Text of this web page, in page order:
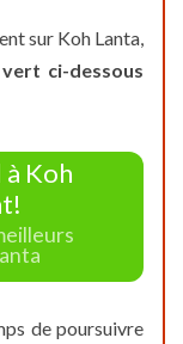
sur Koh Lanta,
ci-dessous
Koh
de poursuivre